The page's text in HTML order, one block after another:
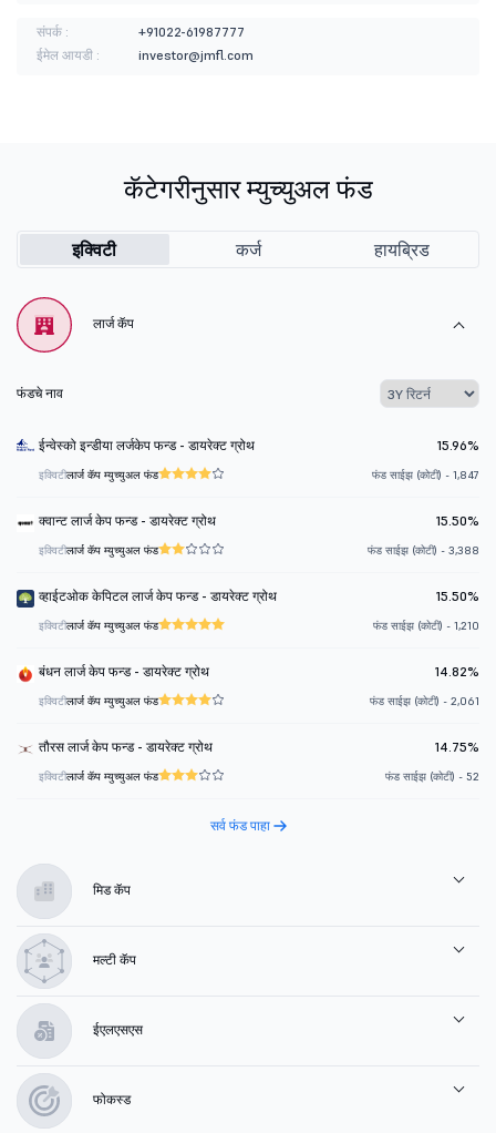
संपर्क :
+91022-61987777
ईमेल आयडी :
investor@jmfl.com
कॅटेगरीनुसार म्युच्युअल फंड
इक्विटी कर्ज हायब्रिड
लार्ज कॅप
फंडचे नाव
ईन्वेस्को इन्डीया लर्जकेप फन्ड - डायरेक्ट ग्रोथ 15.96%
इक्विटीलार्ज कॅप म्युच्युअल फंड फंड साईझ (कोटी) - 1,847
क्वान्ट लार्ज केप फन्ड - डायरेक्ट ग्रोथ 15.50%
इक्विटीलार्ज कॅप म्युच्युअल फंड फंड साईझ (कोटी) - 3,388
व्हाईटओक केपिटल लार्ज केप फन्ड - डायरेक्ट ग्रोथ 15.50%
इक्विटीलार्ज कॅप म्युच्युअल फंड फंड साईझ (कोटी) - 1,210
बंधन लार्ज केप फन्ड - डायरेक्ट ग्रोथ 14.82%
इक्विटीलार्ज कॅप म्युच्युअल फंड फंड साईझ (कोटी) - 2,061
तौरस लार्ज केप फन्ड - डायरेक्ट ग्रोथ 14.75%
इक्विटीलार्ज कॅप म्युच्युअल फंड फंड साईझ (कोटी) - 52
सर्व फंड पाहा
मिड कॅप
मल्टी कॅप
ईएलएसएस
फोकस्ड